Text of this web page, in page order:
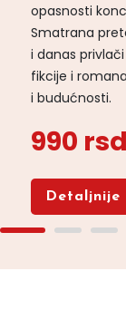
opasnosti
Smatrana
i danas
fikcije i
i budućnosti.
990 rsd
Detaljnije